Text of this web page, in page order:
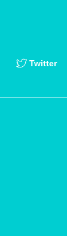
Twitter